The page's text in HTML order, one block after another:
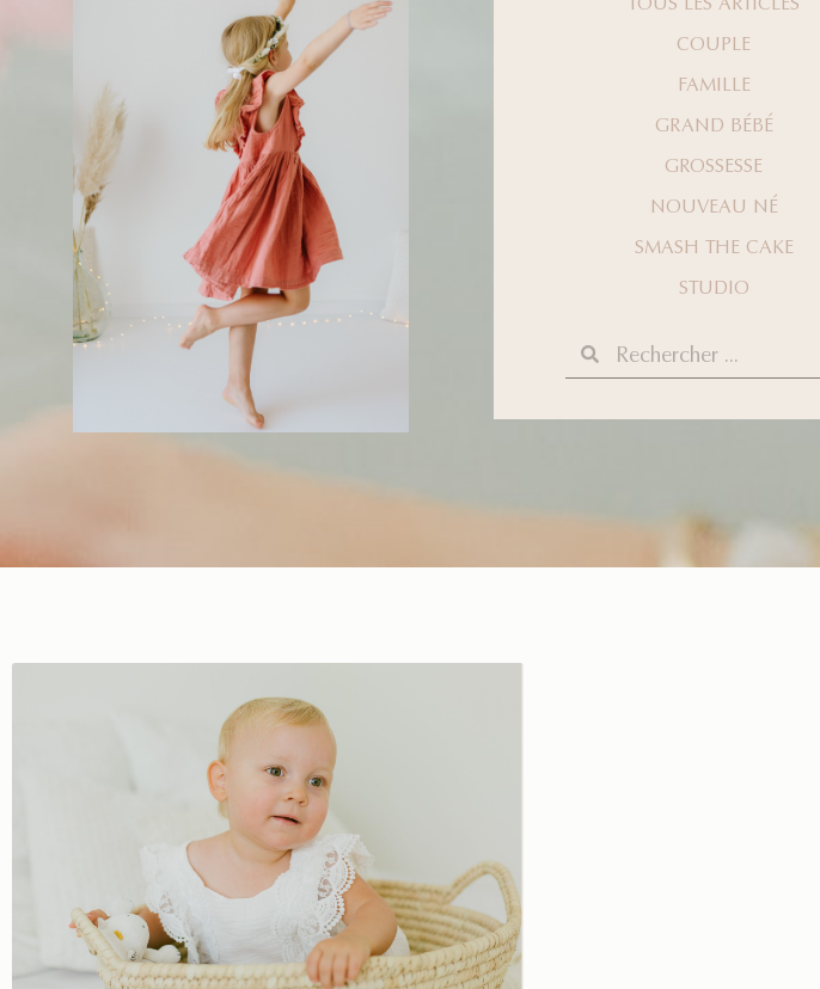
COUPLE
FAMILLE
GRAND BÉBÉ
GROSSESSE
NOUVEAU NÉ
SMASH THE CAKE
STUDIO